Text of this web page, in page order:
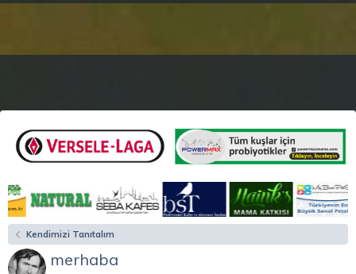
Kendimizi Tanıtalım
merhaba